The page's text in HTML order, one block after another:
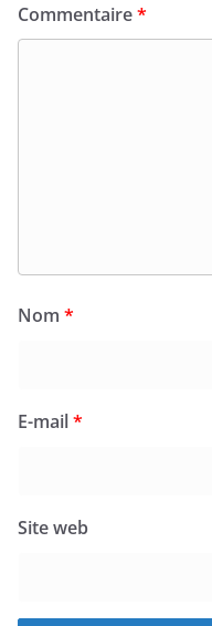
Commentaire*
Nom *
E-mail*
Site web